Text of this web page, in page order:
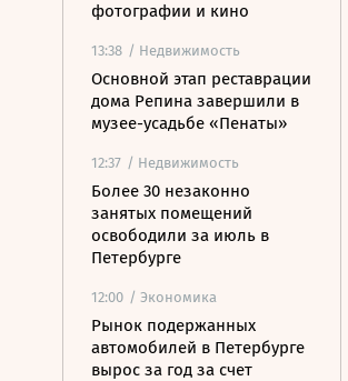
фотографии и кино
13:38 / Недвижимость
Основной этап реставрации
дома Репина завершили в
музее-усадьбе «Пенаты»
12:37 / Недвижимость
Более 30 незаконно
занятых помещений
освободили за июль в
Петербурге
12:00 / Экономика
Рынок подержанных
автомобилей в Петербурге
вырос за год за счет